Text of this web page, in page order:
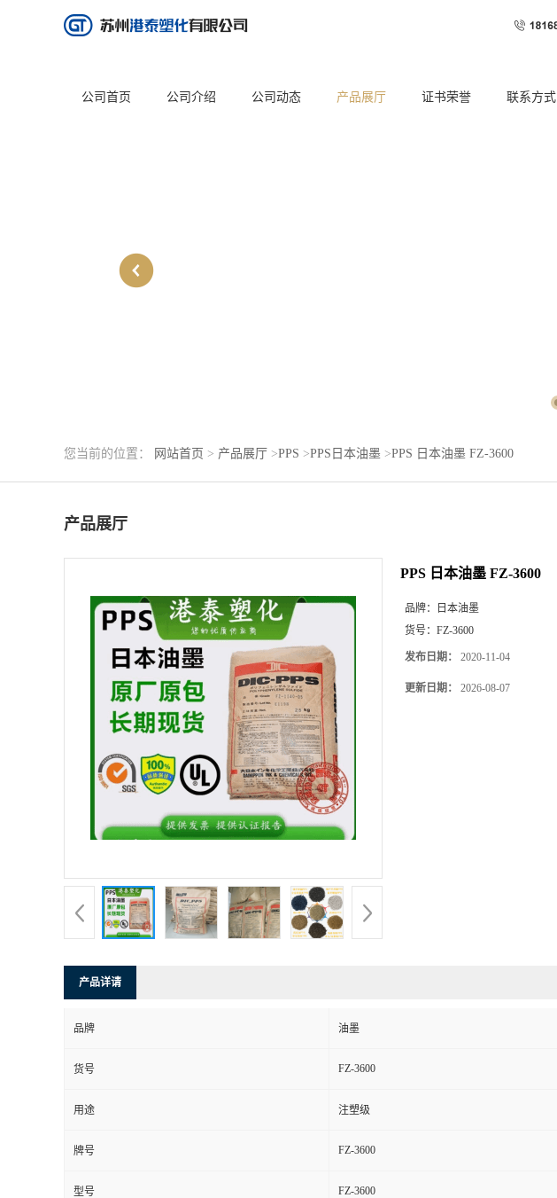
公司首页 公司介绍 公司动态 产品展厅 证书荣誉 联系方式
您当前的位置： 网站首页 > 产品展厅 >PPS >PPS日本油墨 >PPS 日本油墨 FZ-3600
产品展厅
PPS 日本油墨 FZ-3600
品牌：
日本油墨
货号： FZ-3600
发布日期： 2020-11-04
更新日期： 2026-08-07
产品详请
品牌 油墨
货号 FZ-3600
用途 注塑级
牌号 FZ-3600
型号 FZ-3600